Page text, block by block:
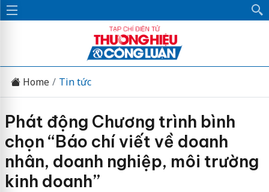
Home Tin tức
Phát động Chương trình bình
chọn “Báo chí viết về doanh
nhân, doanh nghiệp, môi trường
kinh doanh”